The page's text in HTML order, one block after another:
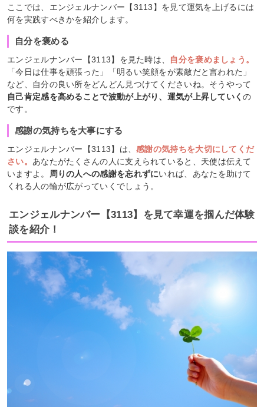
ここでは、エンジェルナンバー【3113】を見て運気を上げるには
何を実践すべきかを紹介します。
自分を褒める
エンジェルナンバー【3113】を見た時は、
自分を褒めましょう。
「今日は仕事を頑張った」「明るい笑顔をが素敵だと言われた」
など、自分の良い所をどんどん見つけてくださいね。そうやって
自己肯定感を高めることで波動が上がり、運気が上昇していくの
です。
感謝の気持ちを大事にする
エンジェルナンバー【3113】は、感謝の気持ちを大切にしてくだ
さい。 あなたがたくさんの人に支えられていると、天使は伝えて
いますよ。 周りの人への感謝を忘れずにいれば、あなたを助けて
くれる人の輪が広がっていくでしょう。
エンジェルナンバー【3113】を見て幸運を掴んだ体験
談を紹介！